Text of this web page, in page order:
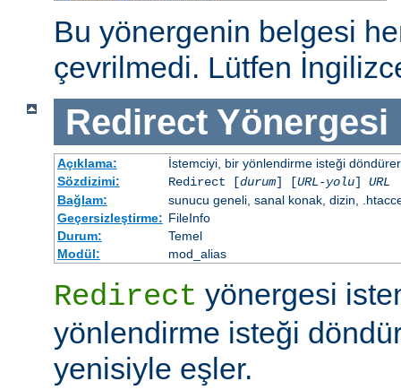
Bu yönergenin belgesi
çevrilmedi. Lütfen
Redirect Yönergesi
Açıklama:
İstemciyi, bir yönlendirme isteği
Sözdizimi:
Redirect [durum] [URL-yolu] URL
Bağlam:
sunucu geneli, sanal konak, dizin,
Geçersizleştirme: FileInfo
Durum:
Temel
Modül:
mod_alias
Redirect yönergesi
yönlendirme isteği
yenisiyle eşler.